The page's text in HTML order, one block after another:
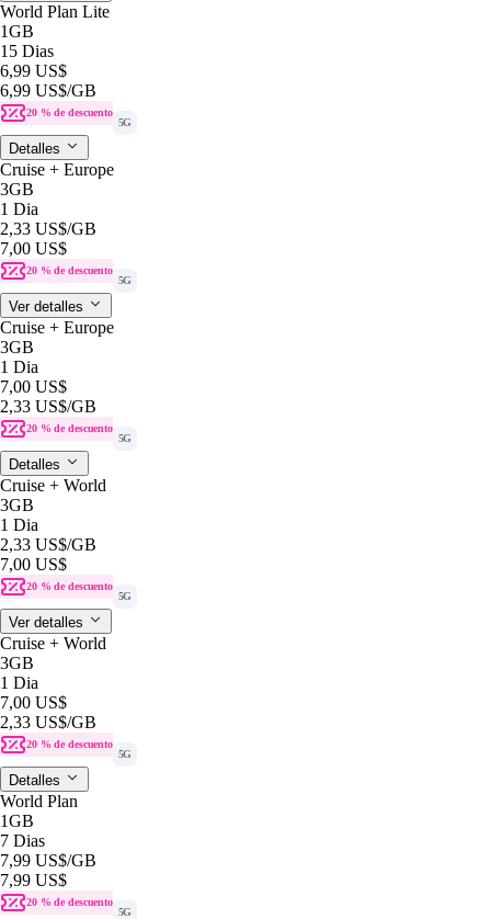
World Plan Lite
1GB
15 Dias
6,99 US$
6,99 US$/GB
20 % de descuento
5G
Detalles
Cruise + Europe
3GB
1 Dia
2,33 US$/GB
7,00 US$
20 % de descuento
5G
Ver detalles
Cruise + Europe
3GB
1 Dia
7,00 US$
2,33 US$/GB
20 % de descuento
5G
Detalles
Cruise + World
3GB
1 Dia
2,33 US$/GB
7,00 US$
20 % de descuento
5G
Ver detalles
Cruise + World
3GB
1 Dia
7,00 US$
2,33 US$/GB
20 % de descuento
5G
Detalles
World Plan
1GB
7 Dias
7,99 US$/GB
7,99 US$
20 % de descuento
5G